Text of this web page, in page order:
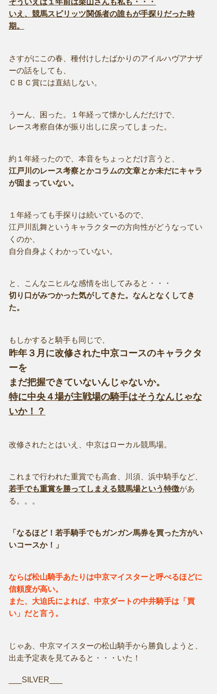
そういえば１年前は栗山さんも私も・・・
いえ、競馬スピリッツ関係者の誰もが手探りだった時
期。
さすがにこの春、種付けしたばかりのアイルハヴアナザ
ーの話をしても、
ＣＢＣ賞には直結しない。
うーん、困った。１年経って懐かしんだだけで、
レース考察自体が振り出しに戻ってしまった。
約１年経ったので、本音をちょっとだけ言うと、
江戸川のレース考察とかコラムの文章とか未だにキャラ
が固まっていない。
１年経っても手探りは続いているので、
江戸川乱舞というキャラクターの方向性がどうなってい
くのか、
自分自身よくわかっていない。
と、こんなニヒルな感情を出してみると・・・
切り口がみつかった気がしてきた。なんとなくしてき
た。
もしかすると騎手も同じで、
昨年３月に改修された中京コースのキャラクタ
ーを
まだ把握できていないんじゃないか。
特に中央４場が主戦場の騎手はそうなんじゃな
いか！？
改修されたとはいえ、中京はローカル競馬場。
これまで行われた重賞でも高倉、川須、浜中騎手など、
若手でも重賞を勝ってしまえる競馬場という特徴があ
る。。。
「なるほど！若手騎手でもガンガン馬券を買った方がい
いコースか！」
ならば松山騎手あたりは中京マイスターと呼べるほどに
信頼度が高い。
また、大迫氏によれば、中京ダートの中井騎手は「買
い」だと言う。
じゃあ、中京マイスターの松山騎手から勝負しようと、
出走予定表を見てみると・・・いた！
___SILVER___